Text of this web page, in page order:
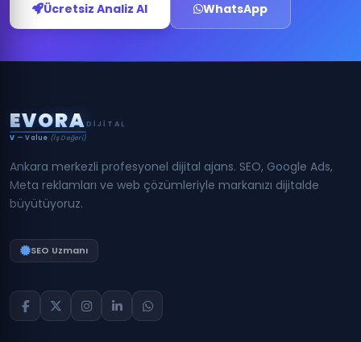
Ücretsiz Analiz Al WhatsApp
EVORA DIJITAL
V — Value (İş Değeri)
Ankara merkezli profesyonel dijital ajans. SEO, Google Ads,
Meta reklamları ve web çözümleriyle markanızı dijitalde
büyütüyoruz.
SEO Uzmanı